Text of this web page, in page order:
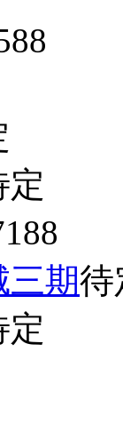
定
期待
定